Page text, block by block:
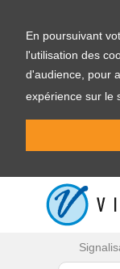
En poursuivant
l'utilisation des
d'audience, pour
expérience sur le